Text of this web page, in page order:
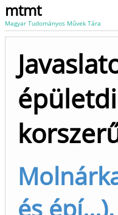
mtmt
Magyar Tudományos Művek Tára
és